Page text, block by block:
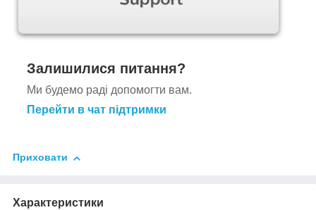
Залишилися питання?
Ми будемо раді допомогти вам.
Перейти в чат підтримки
Приховати
Характеристики